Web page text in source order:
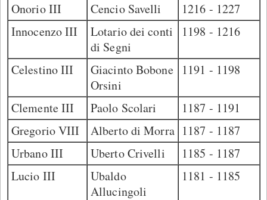
Onorio III Cencio Savelli
1216 - 1227
Innocenzo III
Lotario dei conti
di Segni
1198 - 1216
Celestino III
Giacinto Bobone
Orsini
1191 - 1198
Clemente III Paolo Scolari
1187 - 1191
Gregorio VIII
Alberto di Morra 1187 - 1187
Urbano III
Uberto Crivelli
1185 - 1187
Lucio III
Ubaldo
Allucingoli
1181 - 1185